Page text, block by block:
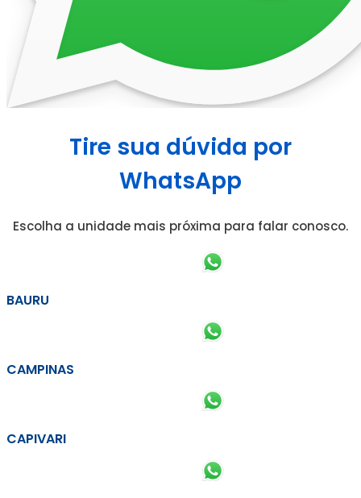
Tire sua dúvida por
WhatsApp
Escolha a unidade mais próxima para falar conosco.
BAURU
CAMPINAS
CAPIVARI